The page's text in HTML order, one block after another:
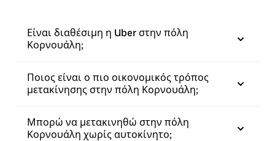
Είναι διαθέσιμη η Uber στην πόλη
Κορνουάλη;
Ποιος είναι ο πιο οικονομικός τρόπος
μετακίνησης στην πόλη Κορνουάλη;
Μπορώ να μετακινηθώ στην πόλη
Κορνουάλη χωρίς αυτοκίνητο;